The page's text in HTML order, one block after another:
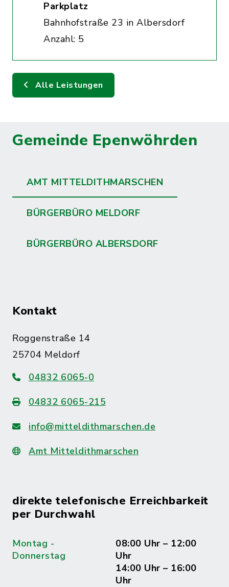
Parkplatz
Bahnhofstraße 23 in Albersdorf
Anzahl: 5
Alle Leistungen
Gemeinde Epenwöhrden
AMT MITTELDITHMARSCHEN
BÜRGERBÜRO MELDORF
BÜRGERBÜRO ALBERSDORF
Kontakt
Roggenstraße 14
25704 Meldorf
04832 6065-0
04832 6065-215
info@mitteldithmarschen.de
Amt Mitteldithmarschen
direkte telefonische Erreichbarkeit
per Durchwahl
Montag -
Donnerstag
08:00 Uhr – 12:00
Uhr
14:00 Uhr – 16:00
Uhr